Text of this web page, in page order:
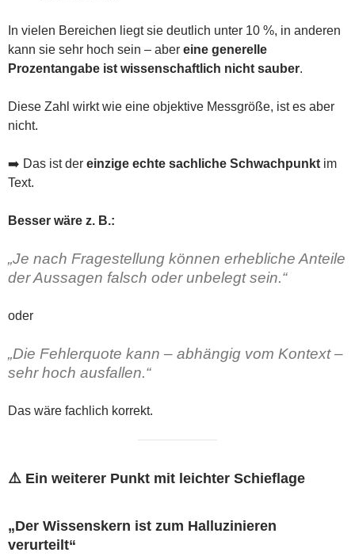
In vielen Bereichen liegt sie deutlich unter 10 %, in anderen
kann sie sehr hoch sein – aber eine generelle
Prozentangabe ist wissenschaftlich nicht sauber.
Diese Zahl wirkt wie eine objektive Messgröße, ist es aber
nicht.
➡️ Das ist der einzige echte sachliche Schwachpunkt im
Text.
Besser wäre z. B.:
„Je nach Fragestellung können erhebliche Anteile
der Aussagen falsch oder unbelegt sein.“
oder
„Die Fehlerquote kann – abhängig vom Kontext –
sehr hoch ausfallen.“
Das wäre fachlich korrekt.
⚠️ Ein weiterer Punkt mit leichter Schieflage
„Der Wissenskern ist zum Halluzinieren
verurteilt“